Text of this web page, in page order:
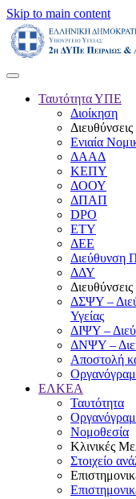
Skip to main content
Ταυτότητα ΥΠΕ
Διοίκηση
Ενιαία
ΔΑΑΔ
ΚΕΠΥ
ΔΟΟΥ
ΔΠΑΠ
DPO
ΕΤΥ
ΔΕΕ
Διεύθυνση
ΔΔΥ
ΔΣΨΥ –
Υγείας
ΔΙΨΥ –
ΔΝΨΥ –
Αποστολή
ΕΛΚΕΑ
Ταυτότητα
Νομοθεσία
Κλινικές
Στοιχείο